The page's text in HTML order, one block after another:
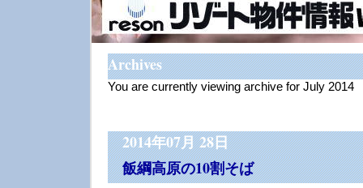
Archives
You are currently viewing archive for July 2014
2014年07月 28日
飯綱高原の10割そば